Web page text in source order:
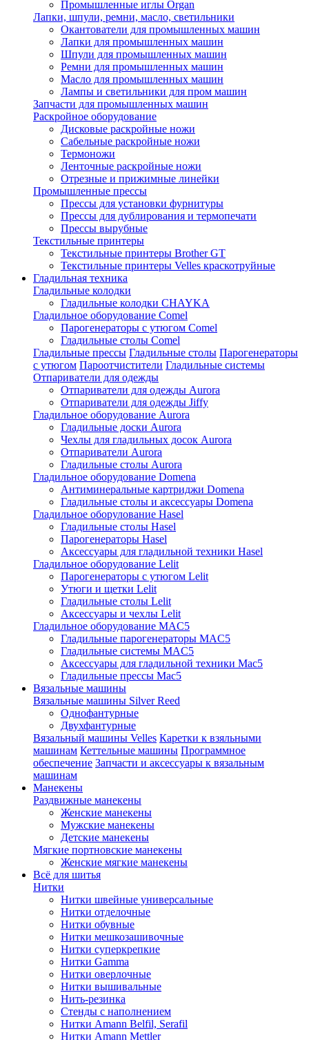
Промышленные иглы Organ
Лапки, шпули, ремни, масло, светильники
Окантователи для промышленных машин
Лапки для промышленных машин
Шпули для промышленных машин
Ремни для промышленных машин
Масло для промышленных машин
Лампы и светильники для пром машин
Запчасти для промышленных машин
Раскройное оборудование
Дисковые раскройные ножи
Сабельные раскройные ножи
Термоножи
Ленточные раскройные ножи
Отрезные и прижимные линейки
Промышленные прессы
Прессы для установки фурнитуры
Прессы для дублирования и термопечати
Прессы вырубные
Текстильные принтеры
Текстильные принтеры Brother GT
Текстильные принтеры Velles краскотруйные
Гладильная техника
Гладильные колодки
Гладильные колодки CHAYKA
Гладильное оборудование Comel
Парогенераторы с утюгом Comel
Гладильные столы Comel
Гладильные прессы Гладильные столы Парогенераторы
с утюгом Пароотчистители Гладильные системы
Отпариватели для одежды
Отпариватели для одежды Aurora
Отпариватели для одежды Jiffy
Гладильное оборудование Aurora
Гладильные доски Aurora
Чехлы для гладильных досок Aurora
Отпариватели Aurora
Гладильные столы Aurora
Гладильное оборудование Domena
Антиминеральные картриджи Domena
Гладильные столы и аксессуары Domena
Гладильное оборулование Hasel
Гладильные столы Hasel
Парогенераторы Hasel
Аксессуары для гладильной техники Hasel
Гладильное оборудование Lelit
Парогенераторы с утюгом Lelit
Утюги и щетки Lelit
Гладильные столы Lelit
Аксессуары и чехлы Lelit
Гладильное оборудование MAC5
Гладильные парогенераторы MAC5
Гладильные системы MAC5
Аксессуары для гладильной техники Mac5
Гладильные прессы Mac5
Вязальные машины
Вязальные машины Silver Reed
Однофантурные
Двухфантурные
Вязальный машины Velles Каретки к взяльными
машинам Кеттельные машины Программное
обеспечение Запчасти и аксессуары к вязальным
машинам
Манекены
Раздвижные манекены
Женские манекены
Мужские манекены
Детские манекены
Мягкие портновские манекены
Женские мягкие манекены
Всё для шитья
Нитки
Нитки швейные универсальные
Нитки отделочные
Нитки обувные
Нитки мешкозашивочные
Нитки суперкрепкие
Нитки Gamma
Нитки оверлочные
Нитки вышивальные
Нить-резинка
Стенды с наполнением
Нитки Amann Belfil, Serafil
Нитки Amann Mettler